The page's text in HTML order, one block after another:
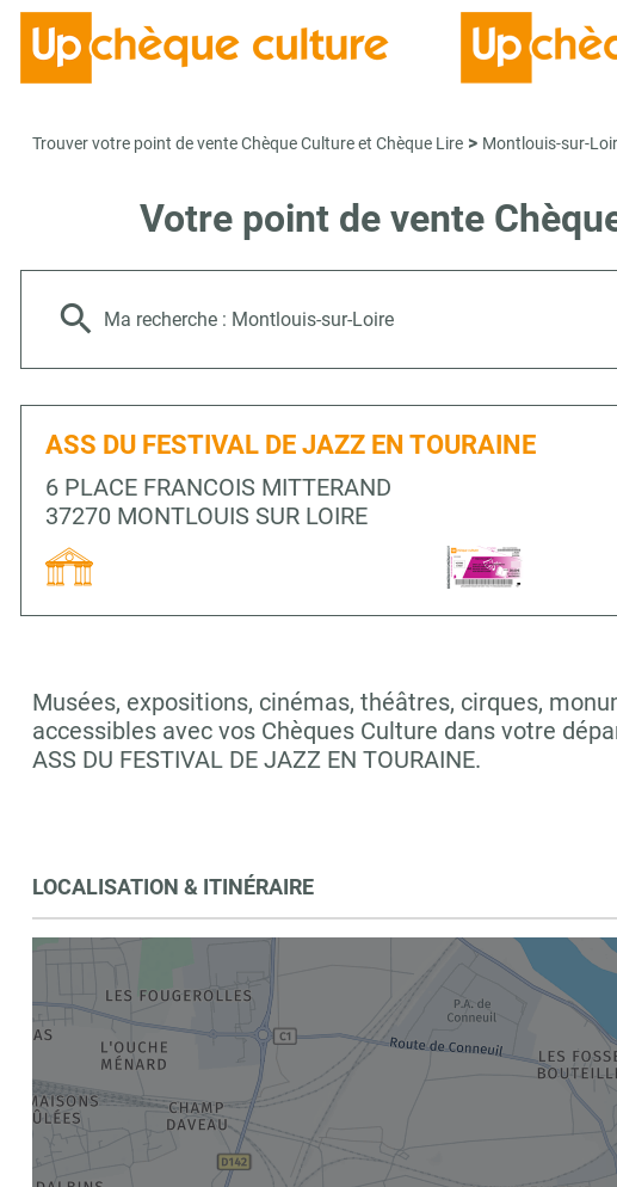
Trouver votre point de vente Chèque Culture et Chèque Lire > Montlouis-sur-
Votre point de vente
Ma recherche : Montlouis-sur-Loire
ASS DU FESTIVAL DE JAZZ EN TOURAINE
6 PLACE FRANCOIS MITTERAND
37270 MONTLOUIS SUR LOIRE
Musées, expositions, cinémas, théâtres, cirques,
accessibles avec vos Chèques Culture dans votre
ASS DU FESTIVAL DE JAZZ EN TOURAINE.
LOCALISATION & ITINÉRAIRE